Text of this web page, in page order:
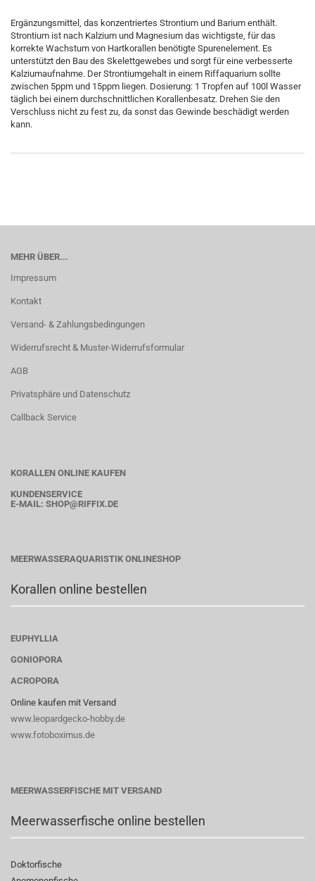
Ergänzungsmittel, das konzentriertes Strontium und Barium enthält.
Strontium ist nach Kalzium und Magnesium das wichtigste, für das
korrekte Wachstum von Hartkorallen benötigte Spurenelement. Es
unterstützt den Bau des Skelettgewebes und sorgt für eine verbesserte
Kalziumaufnahme. Der Strontiumgehalt in einem Riffaquarium sollte
zwischen 5ppm und 15ppm liegen. Dosierung: 1 Tropfen auf 100l Wasser
täglich bei einem durchschnittlichen Korallenbesatz. Drehen Sie den
Verschluss nicht zu fest zu, da sonst das Gewinde beschädigt werden
kann.
MEHR ÜBER...
Impressum
Kontakt
Versand- & Zahlungsbedingungen
Widerrufsrecht & Muster-Widerrufsformular
AGB
Privatsphäre und Datenschutz
Callback Service
KORALLEN ONLINE KAUFEN
KUNDENSERVICE
E-MAIL: SHOP@RIFFIX.DE
MEERWASSERAQUARISTIK ONLINESHOP
Korallen online bestellen
EUPHYLLIA
GONIOPORA
ACROPORA
Online kaufen mit Versand
www.leopardgecko-hobby.de
www.fotoboximus.de
MEERWASSERFISCHE MIT VERSAND
Meerwasserfische online bestellen
Doktorfische